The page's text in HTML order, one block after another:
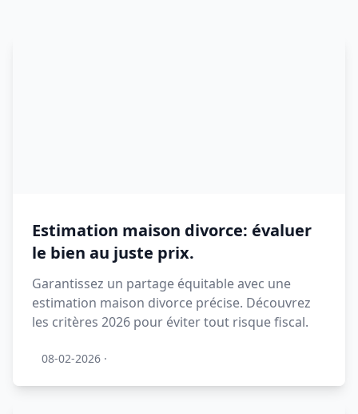
Estimation maison divorce: évaluer
le bien au juste prix.
Garantissez un partage équitable avec une
estimation maison divorce précise. Découvrez
les critères 2026 pour éviter tout risque fiscal.
08-02-2026 ·